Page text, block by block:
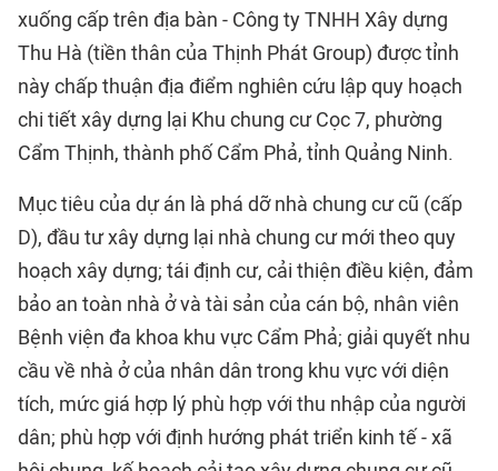
xuống cấp trên địa bàn - Công ty TNHH Xây dựng
Thu Hà (tiền thân của Thịnh Phát Group) được tỉnh
này chấp thuận địa điểm nghiên cứu lập quy hoạch
chi tiết xây dựng lại Khu chung cư Cọc 7, phường
Cẩm Thịnh, thành phố Cẩm Phả, tỉnh Quảng Ninh.
Mục tiêu của dự án là phá dỡ nhà chung cư cũ (cấp
D), đầu tư xây dựng lại nhà chung cư mới theo quy
hoạch xây dựng; tái định cư, cải thiện điều kiện, đảm
bảo an toàn nhà ở và tài sản của cán bộ, nhân viên
Bệnh viện đa khoa khu vực Cẩm Phả; giải quyết nhu
cầu về nhà ở của nhân dân trong khu vực với diện
tích, mức giá hợp lý phù hợp với thu nhập của người
dân; phù hợp với định hướng phát triển kinh tế - xã